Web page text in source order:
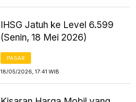
IHSG Jatuh ke Level 6.599
(Senin, 18 Mei 2026)
PASAR
18/05/2026, 17:41 WIB